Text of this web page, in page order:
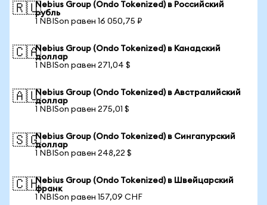
🇷🇺Nebius Group (Ondo Tokenized) в Российский
рубль
1 NBISon равен 16 050,75 ₽
🇨🇦Nebius Group (Ondo Tokenized) в Канадский
доллар
1 NBISon равен 271,04 $
🇦🇺Nebius Group (Ondo Tokenized) в Австралийский
доллар
1 NBISon равен 275,01 $
🇸🇬Nebius Group (Ondo Tokenized) в Сингапурский
доллар
1 NBISon равен 248,22 $
🇨🇭Nebius Group (Ondo Tokenized) в Швейцарский
франк
1 NBISon равен 157,09 CHF